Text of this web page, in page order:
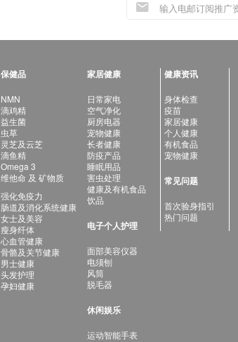
保健品
NMN
滴鸡精
益生菌
虫草
灵芝及云芝
滴鱼精
Omega 3
维他命 及 矿物质
强化免疫力
肠道及消化系统健康
女士及美容
瘦身纤体
心血管健康
骨骼及关节健康
男士健康
头发护理
孕妇健康
家居健康
日常家电
空气净化
厨房电器
宠物健康
长者健康
防疫产品
睡眠用品
害虫处理
健康及有机食品
饮品
电子个人护理
面部美容仪器
电须刨
风筒
脱毛器
休闲娱乐
运动智能手表
健康资讯
身体检查
疫苗
家居健康
个人健康
有机食品
宠物健康
常见问题
首次验身指引
热门问题